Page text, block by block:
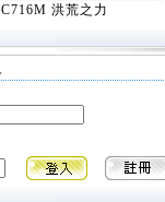
C716M 洪荒之力